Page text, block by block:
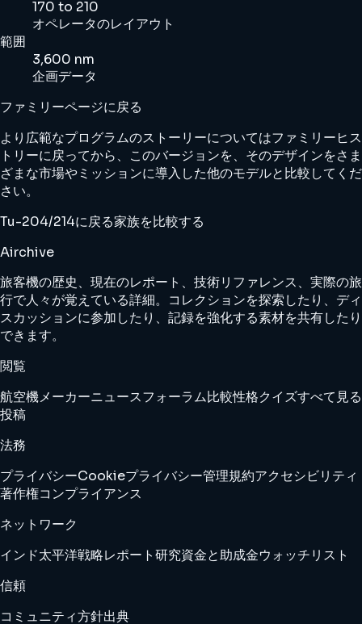
170 to 210
オペレータのレイアウト
範囲
3,600 nm
企画データ
ファミリーページに戻る
より広範なプログラムのストーリーについてはファミリーヒス
トリーに戻ってから、このバージョンを、そのデザインをさま
ざまな市場やミッションに導入した他のモデルと比較してくだ
さい。
Tu-204/214に戻る家族を比較する
Airchive
旅客機の歴史、現在のレポート、技術リファレンス、実際の旅
行で人々が覚えている詳細。コレクションを探索したり、ディ
スカッションに参加したり、記録を強化する素材を共有したり
できます。
閲覧
航空機メーカーニュースフォーラム比較性格クイズすべて見る
投稿
法務
プライバシーCookieプライバシー管理規約アクセシビリティ
著作権コンプライアンス
ネットワーク
インド太平洋戦略レポート研究資金と助成金ウォッチリスト
信頼
コミュニティ方針出典